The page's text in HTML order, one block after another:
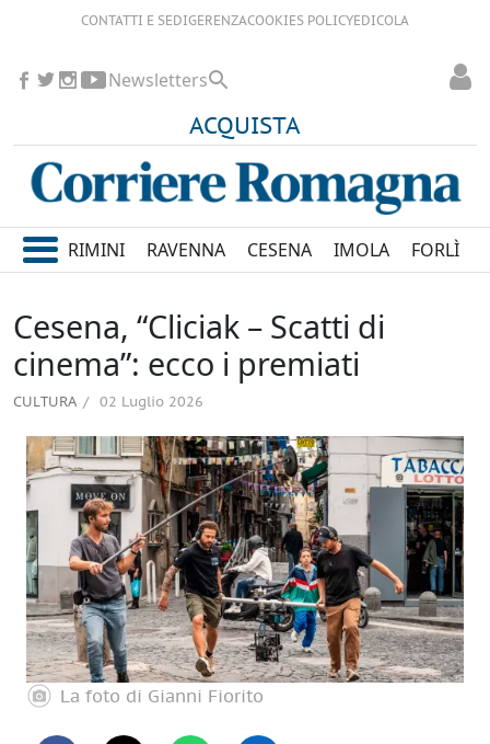
CONTATTI E SEDIGERENZACOOKIES POLICYEDICOLA
ACQUISTA
Newsletters
RIMINI RAVENNA CESENA IMOLA FORLÌ
Cesena, “Cliciak – Scatti di
cinema”: ecco i premiati
CULTURA 02 Luglio 2026
La foto di Gianni Fiorito